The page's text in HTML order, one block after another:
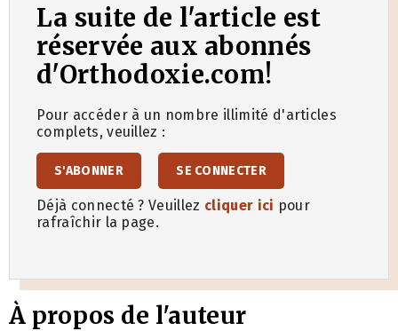
La suite de l'article est
réservée aux abonnés
d'Orthodoxie.com!
Pour accéder à un nombre illimité d'articles
complets, veuillez :
S'ABONNER SE CONNECTER
Déjà connecté ? Veuillez cliquer ici pour
rafraîchir la page.
À propos de l'auteur